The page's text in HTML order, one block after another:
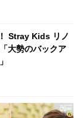
Stray Kids リノ
大勢のバックア